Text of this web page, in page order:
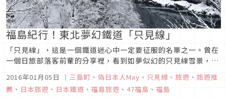
福島紀行！東北夢幻鐵道「只見線」
「只見線」，這是一個鐵道迷心中一定要征服的名單之一。曾在
一個日旅部落客前輩的分享裡，看到如夢似幻的只見線雪景，讓
是個交通不便的地方。若要拍攝到火車、湖面倒影、滿山楓情，
除了要付出一點點努力，還需要那麼一些運氣。
2016年01月05日 ｜ 三島町 、 偽日本人May 、 只見線 、 旅遊 、 旅遊推
薦 、 日本旅遊 、 日本鐵道 、 福島旅遊 、 47福島 、 福島